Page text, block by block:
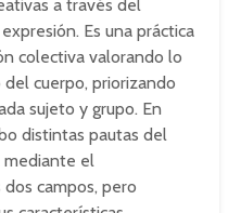
a través del
Es una práctica
colectiva valorando lo
cuerpo, priorizando
sujeto y grupo. En
distintas pautas del
mediante el
campos, pero